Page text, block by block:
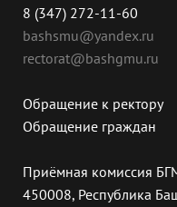
8 (347) 272-11-60
bashsmu@yandex.ru
rectorat@bashgmu.ru
Обращение к ректору
Обращение граждан
Приёмная комиссия
450008, Республика